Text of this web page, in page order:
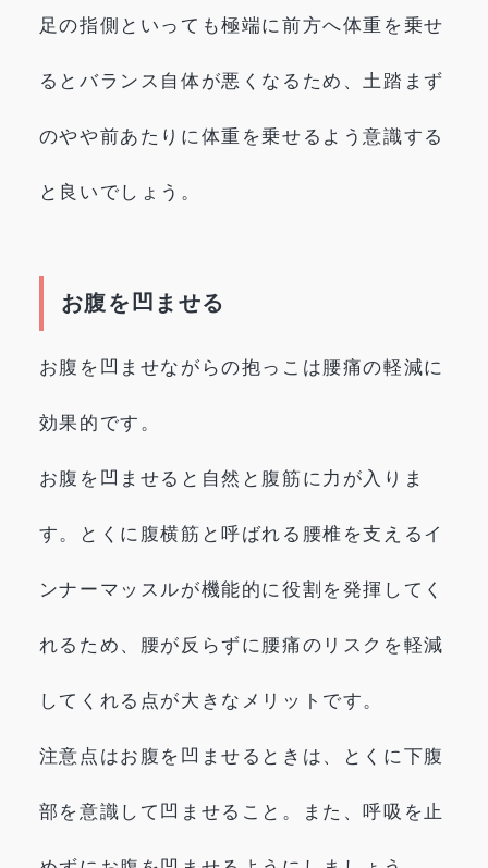
足の指側といっても極端に前方へ体重を乗せ
るとバランス自体が悪くなるため、土踏まず
のやや前あたりに体重を乗せるよう意識する
と良いでしょう。
お腹を凹ませる
お腹を凹ませながらの抱っこは腰痛の軽減に
効果的です。
お腹を凹ませると自然と腹筋に力が入りま
す。とくに腹横筋と呼ばれる腰椎を支えるイ
ンナーマッスルが機能的に役割を発揮してく
れるため、腰が反らずに腰痛のリスクを軽減
してくれる点が大きなメリットです。
注意点はお腹を凹ませるときは、とくに下腹
部を意識して凹ませること。また、呼吸を止